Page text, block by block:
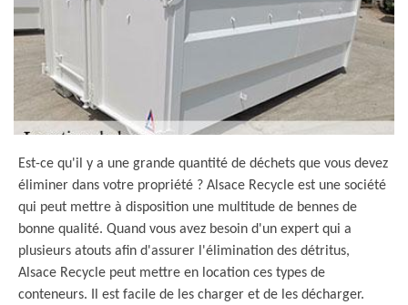
Est-ce qu'il y a une grande quantité de déchets que vous devez
éliminer dans votre propriété ? Alsace Recycle est une société
qui peut mettre à disposition une multitude de bennes de
bonne qualité. Quand vous avez besoin d'un expert qui a
plusieurs atouts afin d'assurer l'élimination des détritus,
Alsace Recycle peut mettre en location ces types de
conteneurs. Il est facile de les charger et de les décharger.